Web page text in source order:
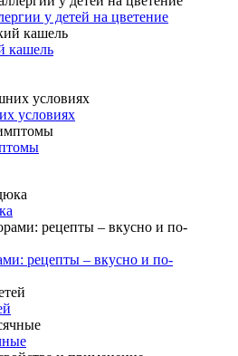
у детей на цветение
кашель
условиях
рецепты – вкусно и по-